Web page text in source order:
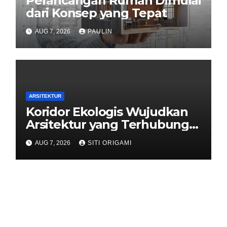
dari Konsep yang Tepat
AUG 7, 2026 PAULIN
ARSITEKTUR
Koridor Ekologis Wujudkan
Arsitektur yang Terhubung
dengan Alam
AUG 7, 2026 SITI ORIGAMI